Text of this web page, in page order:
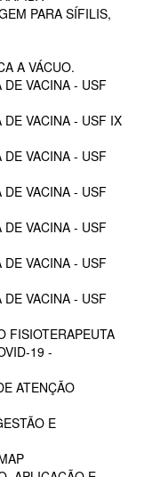
PARA SÍFILIS,
A VÁCUO.
DE VACINA - USF
DE VACINA - USF IX
DE VACINA - USF
DE VACINA - USF
DE VACINA - USF
DE VACINA - USF
DE VACINA - USF
FISIOTERAPEUTA
19 -
ATENÇÃO
E